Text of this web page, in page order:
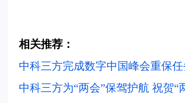
相关推荐：
中科三方完成数字中国峰会重保任
中科三方为“两会”保驾护航 祝贺“